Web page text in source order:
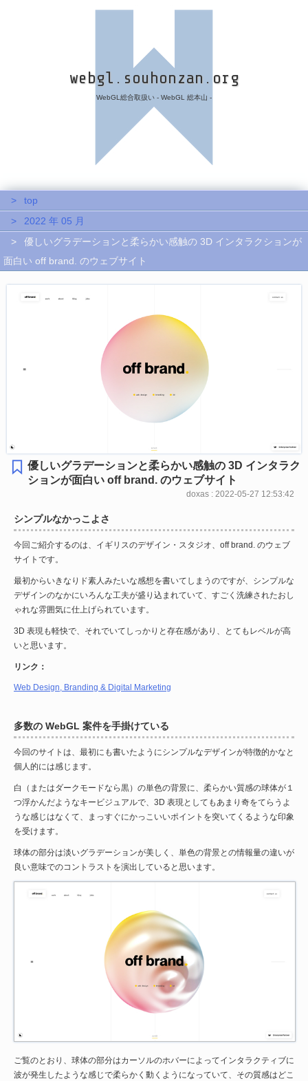
webgl.souhonzan.org
WebGL総合取扱い - WebGL 総本山 -
top
2022 年 05 月
優しいグラデーションと柔らかい感触の 3D インタラクションが
面白い off brand. のウェブサイト
優しいグラデーションと柔らかい感触の 3D インタラク
ションが面白い off brand. のウェブサイト
doxas : 2022-05-27 12:53:42
シンプルなかっこよさ
今回ご紹介するのは、イギリスのデザイン・スタジオ、off brand. のウェブ
サイトです。
最初からいきなりド素人みたいな感想を書いてしまうのですが、シンプルな
デザインのなかにいろんな工夫が盛り込まれていて、すごく洗練されたおし
ゃれな雰囲気に仕上げられています。
3D 表現も軽快で、それでいてしっかりと存在感があり、とてもレベルが高
いと思います。
リンク：
Web Design, Branding & Digital Marketing
多数の WebGL 案件を手掛けている
今回のサイトは、最初にも書いたようにシンプルなデザインが特徴的かなと
個人的には感じます。
白（またはダークモードなら黒）の単色の背景に、柔らかい質感の球体が１
つ浮かんだようなキービジュアルで、3D 表現としてもあまり奇をてらうよ
うな感じはなくて、まっすぐにかっこいいポイントを突いてくるような印象
を受けます。
球体の部分は淡いグラデーションが美しく、単色の背景との情報量の違いが
良い意味でのコントラストを演出していると思います。
ご覧のとおり、球体の部分はカーソルのホバーによってインタラクティブに
波が発生したような感じで柔らかく動くようになっていて、その質感はどこ